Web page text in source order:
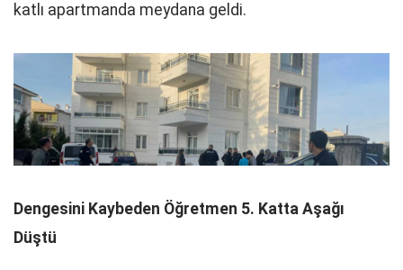
katlı apartmanda meydana geldi.
Dengesini Kaybeden Öğretmen 5. Katta Aşağı
Düştü